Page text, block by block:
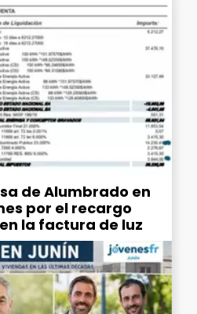
de Alumbrado en
por el recargo
la factura de luz